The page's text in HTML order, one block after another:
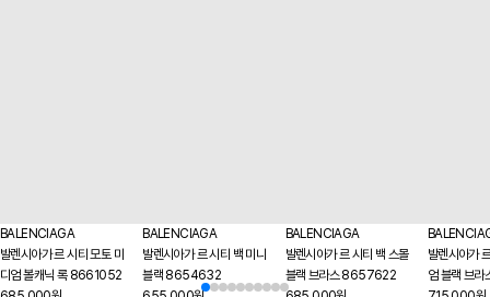
BALENCIAGA
발렌시아가 르 시티 모토 미
디엄 볼캐닉 록 8661052
BALENCIAGA
발렌시아가 르 시티 백 미니
블랙 8654632
BALENCIAGA
발렌시아가 르 시티 백 스몰
블랙 브라스 8657622
발렌시아가
엄 블랙 브